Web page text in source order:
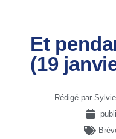
Et
(19
Rédigé par